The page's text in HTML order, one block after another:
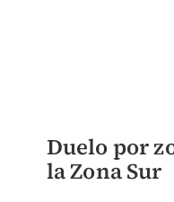
Duelo por
la Zona Sur